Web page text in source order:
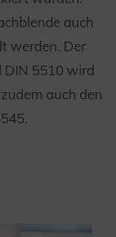
auch
werden. Der
DIN 5510 wird
auch den